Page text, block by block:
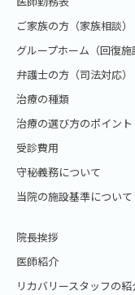
ご家族の方（家族相談）
グループホーム（回復施
弁護士の方（司法対応）
治療の種類
治療の選び方のポイント
受診費用
守秘義務について
当院の施設基準について
院長挨拶
医師紹介
リカバリースタッフの紹